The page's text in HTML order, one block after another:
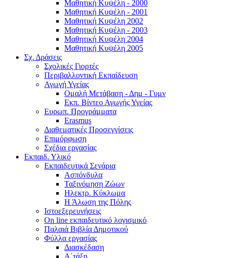
Μαθητική Κυψέλη - 2000
Μαθητική Κυψέλη - 2001
Μαθητική Κυψέλη 2002
Μαθητική Κυψέλη - 2003
Μαθητική Κυψέλη 2004
Μαθητική Κυψέλη 2005
Σχ. Δράσεις
Σχολικές Γιορτές
Περιβαλλοντική Εκπαίδευση
Αγωγή Υγείας
Ομαλή Μετάβαση - Δημ - Γυμν
Εκπ. Βίντεο Αγωγής Υγείας
Ευρωπ. Προγράμματα
Erasmus
Διαθεματικές Προσεγγίσεις
Επιμόρφωση
Σχέδια εργασίας
Εκπαιδ. Υλικό
Εκπαιδευτικά Σενάρια
Ασπόνδυλα
Ταξινόμηση Ζώων
Ηλεκτρ. Κύκλωμα
Η Άλωση της Πόλης
Ιστοεξερευνήσεις
On line εκπαιδευτικό λογισμικό
Παλαιά Βιβλία Δημοτικού
Φύλλα εργασίας
Διασκέδαση
Α΄τάξη